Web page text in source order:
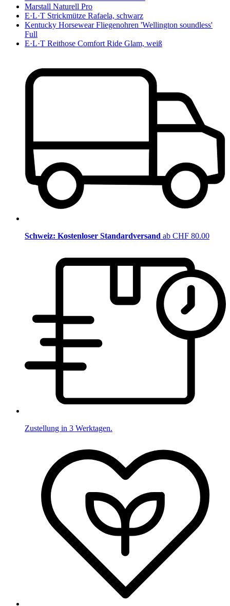
Marstall Naturell Pro
E·L·T Strickmütze Rafaela, schwarz
Kentucky Horsewear Fliegenohren 'Wellington soundless'
Full
E·L·T Reithose Comfort Ride Glam, weiß
Schweiz: Kostenloser Standardversand ab CHF 80.00
Zustellung in 3 Werktagen.